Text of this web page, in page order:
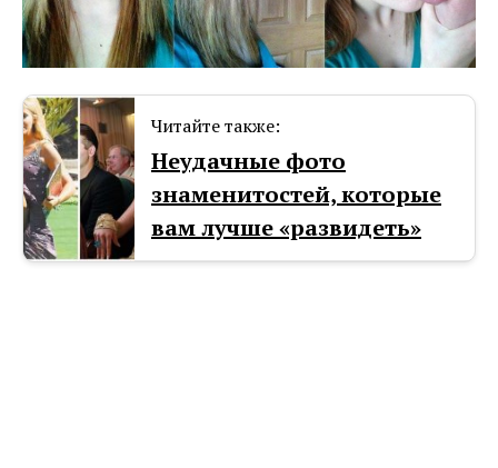
Читайте также:
Неудачные фото
знаменитостей, которые
вам лучше «развидеть»